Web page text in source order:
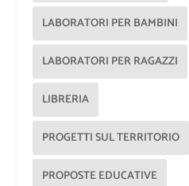
LABORATORI PER BAMBINI
LABORATORI PER RAGAZZI
LIBRERIA
PROGETTI SUL TERRITORIO
PROPOSTE EDUCATIVE